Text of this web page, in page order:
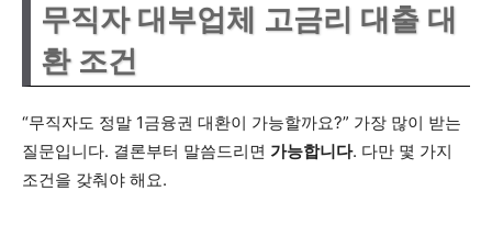
무직자 대부업체 고금리 대출 대
환 조건
“무직자도 정말 1금융권 대환이 가능할까요?” 가장 많이 받는
질문입니다. 결론부터 말씀드리면 가능합니다. 다만 몇 가지
조건을 갖춰야 해요.